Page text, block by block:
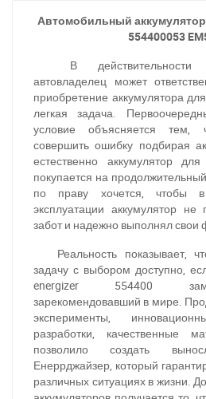
Автомобильный аккумулятор
554400053
В
автовладелец может
приобретение аккумулятора
легкая задача.
условие объясняется тем,
совершить ошибку подбирая
естественно аккумулятор
покупается на
по праву хочется, чтобы
эксплуатации аккумулятор не
забот и надежно выполнял свои
Реальность показывает,
задачу с выбором доступно,
energizer 554400
зарекомендовавший в мире.
эксперименты,
разработки, качественные
позволило создать
Енеррджайзер, который
различных ситуациях в жизни.